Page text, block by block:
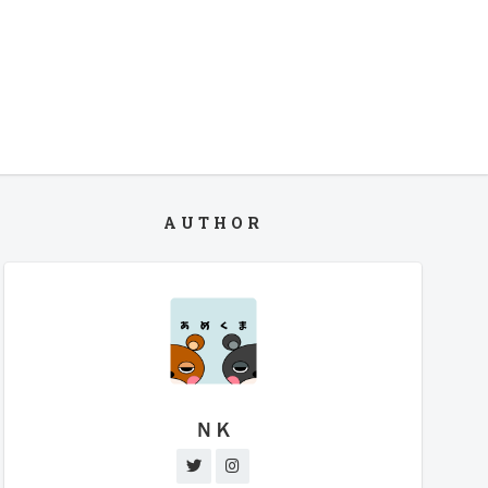
AUTHOR
ＮＫ